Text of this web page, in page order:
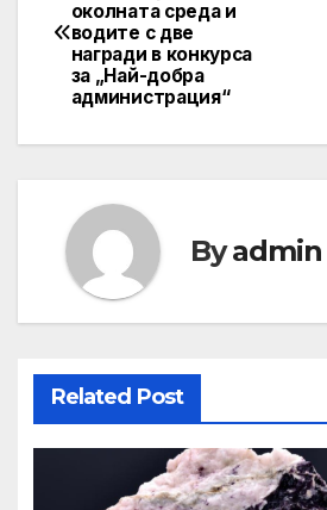
navigation
околната среда и
водите с две
награди в конкурса
за „Най-добра
администрация“
Byadmin
Related Post